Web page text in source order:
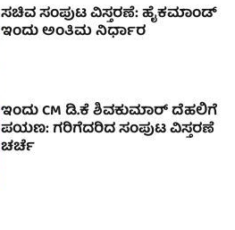
ಸಚಿವ ಸಂಪುಟ ವಿಸ್ತರಣೆ: ಹೈಕಮಾಂಡ್
ಇಂದು ಅಂತಿಮ ನಿರ್ಧಾರ
ಇಂದು CM ಡಿ.ಕೆ ಶಿವಕುಮಾರ್ ದೆಹಲಿಗೆ
ಪಯಣ: ಗರಿಗೆದರಿದ ಸಂಪುಟ ವಿಸ್ತರಣೆ
ಚರ್ಚೆ